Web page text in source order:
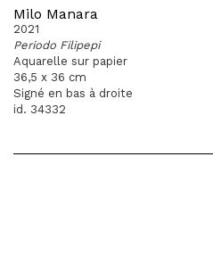
Milo Manara
2021
Periodo Filipepi
Aquarelle sur papier
36,5 x 36 cm
Signé en bas à droite
id. 34332